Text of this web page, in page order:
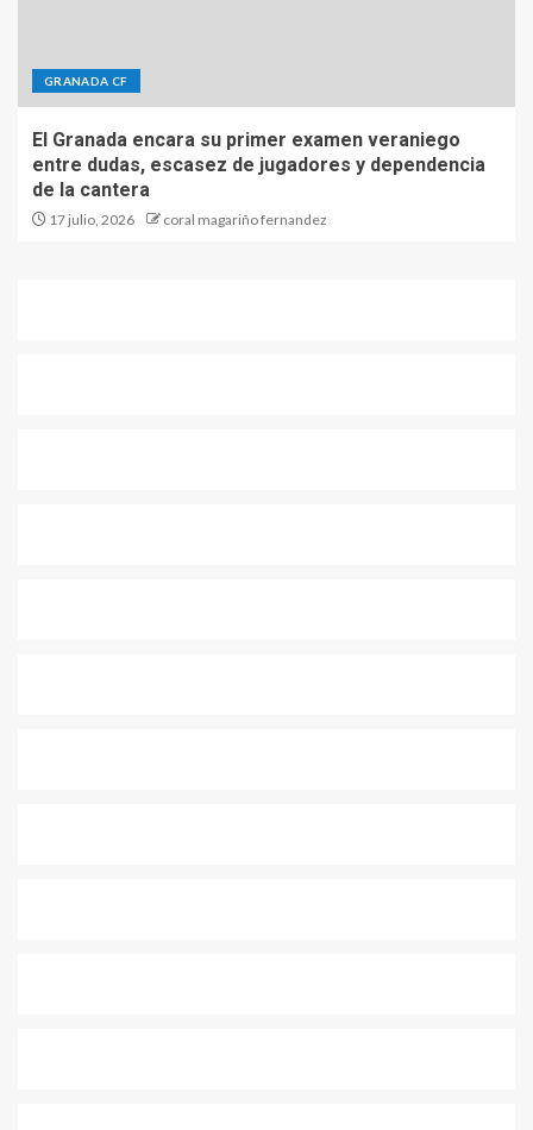
GRANADA CF
El Granada encara su primer examen veraniego
entre dudas, escasez de jugadores y dependencia
de la cantera
17 julio, 2026 coral magariño fernandez